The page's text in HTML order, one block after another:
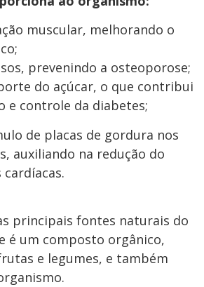
muscular, melhorando o
prevenindo a osteoporose;
do açúcar, o que contribui
e controle da diabetes;
de placas de gordura nos
auxiliando na redução do
cardíacas.
principais fontes naturais do
é um composto orgânico,
e legumes, e também